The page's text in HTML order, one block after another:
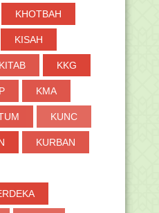
KHOTBAH
KISAH
KITAB KKG
KMA
KUNC
KURBAN